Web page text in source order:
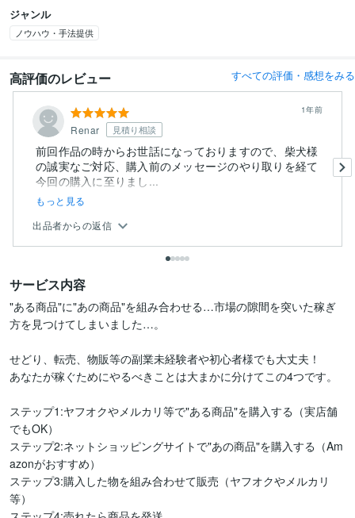
ジャンル
ノウハウ・手法提供
高評価のレビュー すべての評価・感想をみる
Renar 見積り相談
1年前
前回作品の時からお世話になっておりますので、柴犬様
の誠実なご対応、購入前のメッセージのやり取りを経て
今回の購入に至りまし...
もっと見る
出品者からの返信
サービス内容
"ある商品"に"あの商品"を組み合わせる…市場の隙間を突いた稼ぎ
方を見つけてしまいました…。
せどり、転売、物販等の副業未経験者や初心者様でも大丈夫！
あなたが稼ぐためにやるべきことは大まかに分けてこの4つです。
ステップ1:ヤフオクやメルカリ等で"ある商品"を購入する（実店舗
でもOK）
ステップ2:ネットショッピングサイトで"あの商品"を購入する（Am
azonがおすすめ）
ステップ3:購入した物を組み合わせて販売（ヤフオクやメルカリ
等）